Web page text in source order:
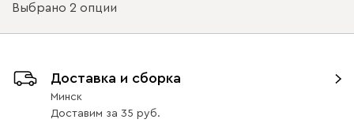
Белая Шагрень
Схемы наполнения
Выбрано 2 опции
ВАЖНО! При глубине шкафа-купе менее 60 см /
распашного шкафа менее 50 см, устанавливается
выдвижная штанга.
Доставка и сборка
Минск
Доставим за 35